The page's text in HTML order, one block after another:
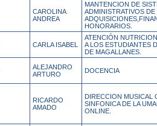
CAROLINA
ANDREA
MANTENCION DE
ADMINISTRATIVOS
HONORARIOS.
CARLA ISABEL
ATENCIÓN
A LOS ESTUDIANTES
DE MAGALLANES.
ALEJANDRO
ARTURO
DOCENCIA
RICARDO
AMADO
DIRECCION MUSICAL
SINFONICA DE LA
ONLINE.